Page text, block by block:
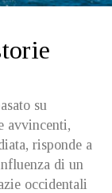
su
avvincenti,
risponde a
di un
occidentali